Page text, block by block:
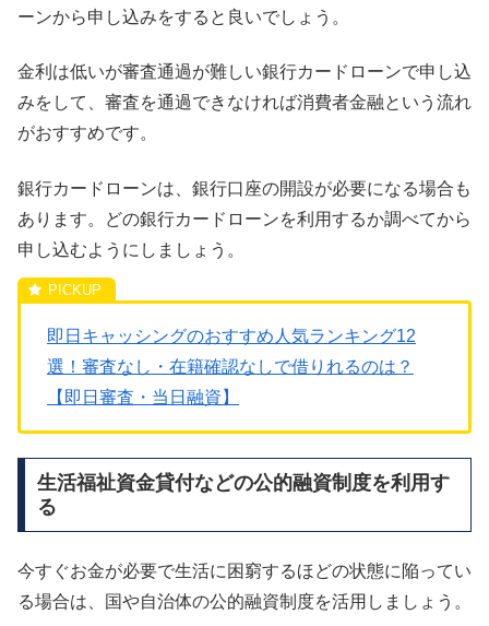
ーンから申し込みをすると良いでしょう。
金利は低いが審査通過が難しい銀行カードローンで申し込
みをして、審査を通過できなければ消費者金融という流れ
がおすすめです。
銀行カードローンは、銀行口座の開設が必要になる場合も
あります。どの銀行カードローンを利用するか調べてから
申し込むようにしましょう。
即日キャッシングのおすすめ人気ランキング12
選！審査なし・在籍確認なしで借りれるのは？
【即日審査・当日融資】
生活福祉資金貸付などの公的融資制度を利用す
る
今すぐお金が必要で生活に困窮するほどの状態に陥ってい
る場合は、国や自治体の公的融資制度を活用しましょう。